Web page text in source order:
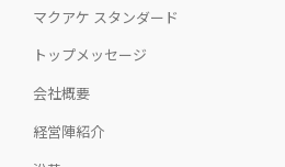
マクアケ スタンダード
トップメッセージ
会社概要
経営陣紹介